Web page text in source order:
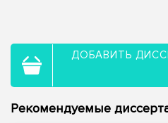
ДОБАВИТЬ
Рекомендуемые